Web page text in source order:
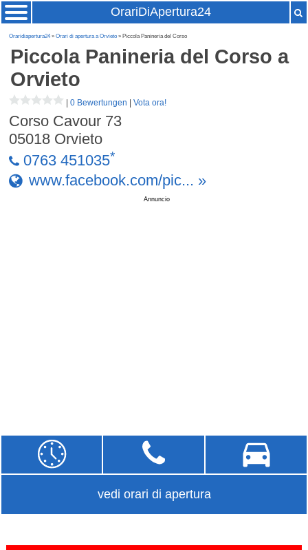
OrariDiApertura24
Oraridiapertura24»Orari di apertura a Orvieto » Piccola Panineria del Corso
Piccola Panineria del Corso a
Orvieto
|0 Bewertungen |Vota ora!
Corso Cavour 73
05018 Orvieto
0763 451035*
www.facebook.com/pic... »
Annuncio
vedi orari di apertura